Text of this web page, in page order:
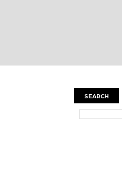
SEARCH